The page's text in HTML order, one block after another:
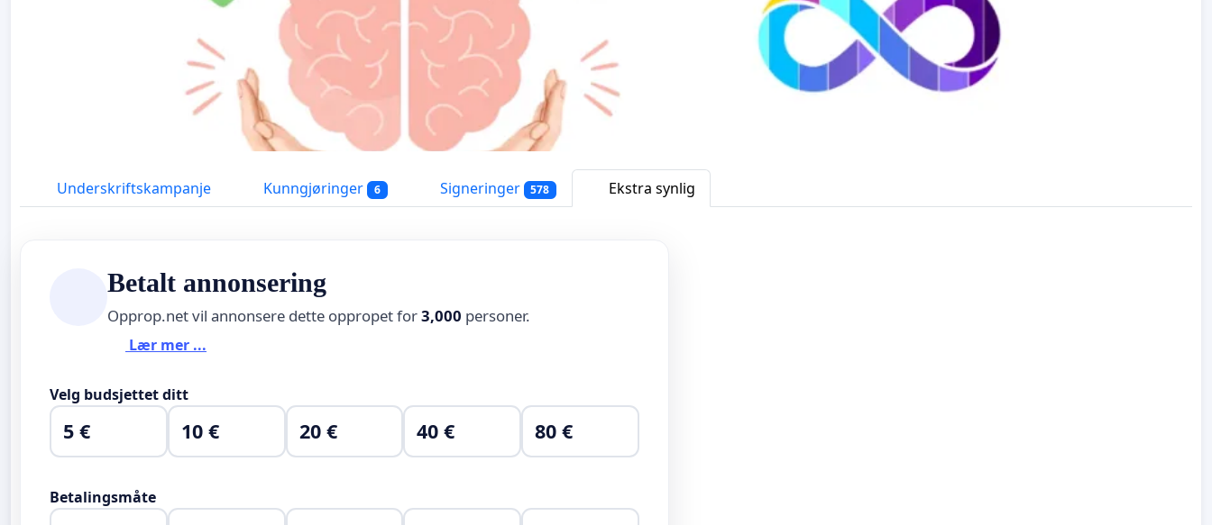
Underskriftskampanje Kunngjøringer 6 Signeringer 578 Ekstra synlig
Betalt annonsering
Opprop.net vil annonsere dette oppropet for3,000 personer.
Lær mer ...
Velg budsjettet ditt
5 € 10 € 20 € 40 € 80 €
Betalingsmåte